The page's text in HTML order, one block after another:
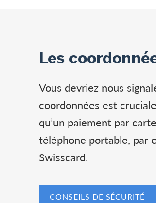
Les
Vous devriez nous
coordonnées est
qu’un paiement par
téléphone portable, par
Swisscard.
CONSEILS DE SÉCURITÉ